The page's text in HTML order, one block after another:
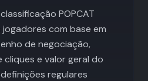
POPCAT
com base em
de negociação,
cliques e valor geral do
regulares